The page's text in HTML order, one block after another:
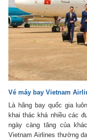
Vé máy bay Vietnam
Là hãng bay quốc gia
khai thác khá nhiều các
ngày càng tăng của
Vietnam Airlines thường